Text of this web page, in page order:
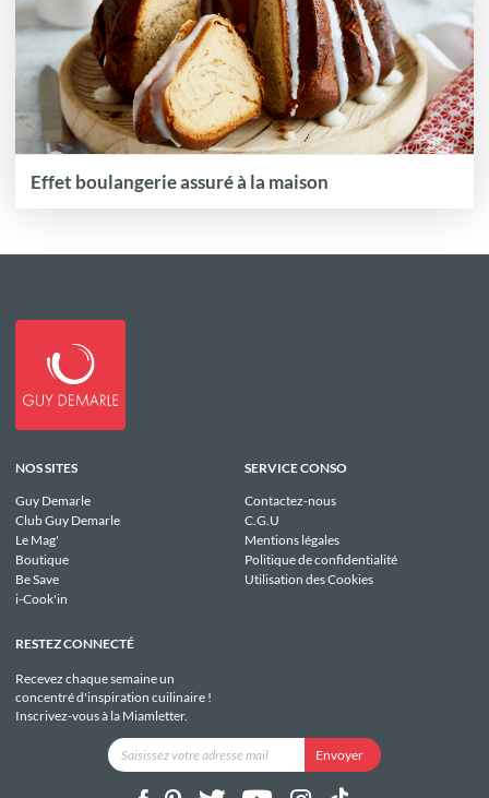
Effet boulangerie assuré à la maison
NOS SITES
Guy Demarle
Club Guy Demarle
Le Mag'
Boutique
Be Save
i-Cook'in
SERVICE CONSO
Contactez-nous
C.G.U
Mentions légales
Politique de confidentialité
Utilisation des Cookies
RESTEZ CONNECTÉ
Recevez chaque semaine un
concentré d'inspiration cuilinaire !
Inscrivez-vous à la Miamletter.